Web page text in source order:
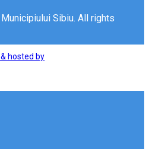
Sibiu. All rights
hosted by